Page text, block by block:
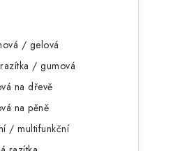
/ gelová
/ gumová
na dřevě
na pěně
/ multifunkční